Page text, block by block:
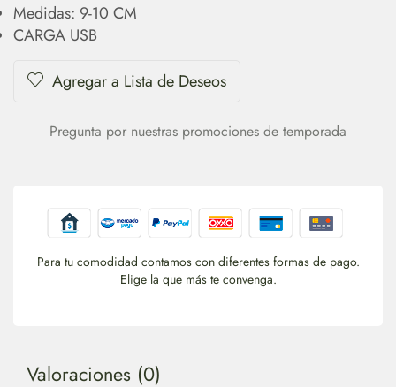
Medidas: 9-10 CM
CARGA USB
Agregar a Lista de Deseos
Pregunta por nuestras promociones de temporada
Para tu comodidad contamos con diferentes formas de pago.
Elige la que más te convenga.
Valoraciones (0)